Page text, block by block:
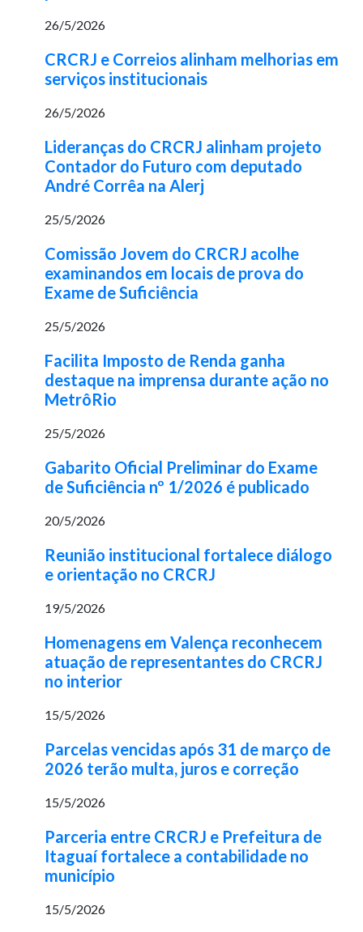
26/5/2026
CRCRJ e Correios alinham melhorias em
serviços institucionais
26/5/2026
Lideranças do CRCRJ alinham projeto
Contador do Futuro com deputado
André Corrêa na Alerj
25/5/2026
Comissão Jovem do CRCRJ acolhe
examinandos em locais de prova do
Exame de Suficiência
25/5/2026
Facilita Imposto de Renda ganha
destaque na imprensa durante ação no
MetrôRio
25/5/2026
Gabarito Oficial Preliminar do Exame
de Suficiência nº 1/2026 é publicado
20/5/2026
Reunião institucional fortalece diálogo
e orientação no CRCRJ
19/5/2026
Homenagens em Valença reconhecem
atuação de representantes do CRCRJ
no interior
15/5/2026
Parcelas vencidas após 31 de março de
2026 terão multa, juros e correção
15/5/2026
Parceria entre CRCRJ e Prefeitura de
Itaguaí fortalece a contabilidade no
município
15/5/2026